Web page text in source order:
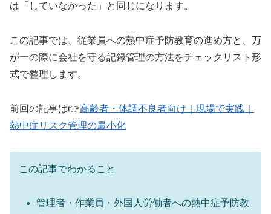
は「していなかった」と同じになります。
この記事では、従業員への熱中症予防教育の進め方と、万
が一の際に会社を守る記録管理の方法をチェックリスト形
式で整理します。
前回の記事は👉高齢者・体調不良者向け｜現場で実践｜
熱中症リスク管理の最小化
この記事でわかること
管理者・作業員・外国人労働者への熱中症予防教